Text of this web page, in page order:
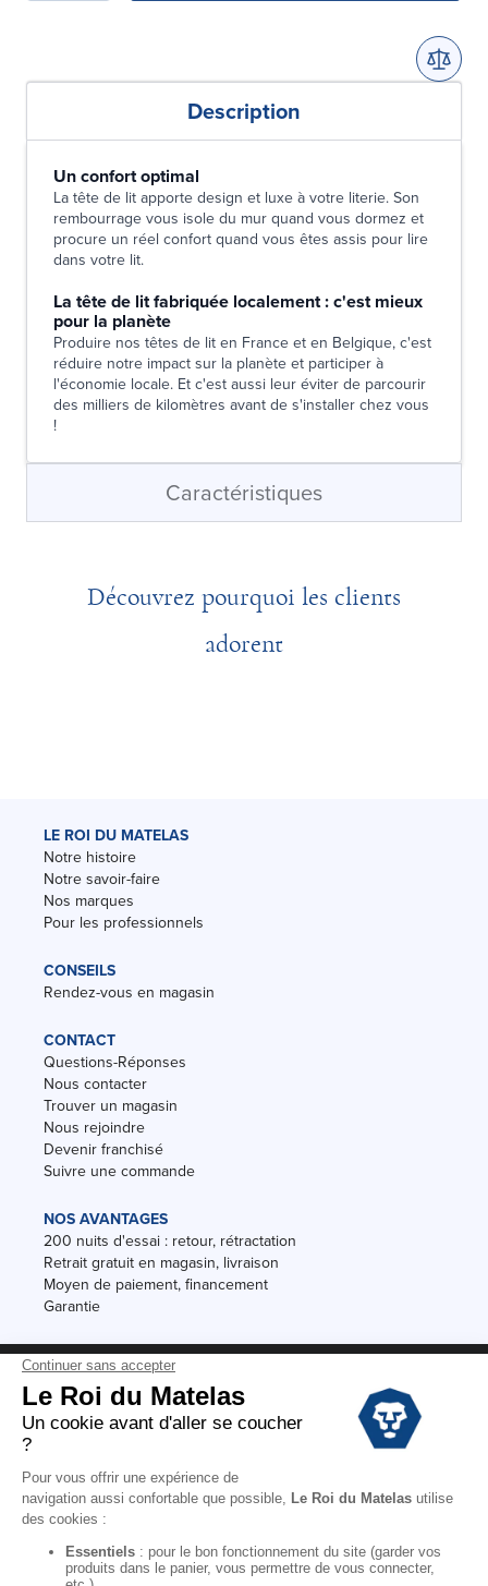
Description
Un confort optimal
La tête de lit apporte design et luxe à votre literie. Son
rembourrage vous isole du mur quand vous dormez et
procure un réel confort quand vous êtes assis pour lire
dans votre lit.
La tête de lit fabriquée localement : c'est mieux
pour la planète
Produire nos têtes de lit en France et en Belgique, c'est
réduire notre impact sur la planète et participer à
l'économie locale. Et c'est aussi leur éviter de parcourir
des milliers de kilomètres avant de s'installer chez vous
!
Caractéristiques
Découvrez pourquoi les clients
adorent
LE ROI DU MATELAS
Notre histoire
Notre savoir-faire
Nos marques
Pour les professionnels
CONSEILS
Rendez-vous en magasin
CONTACT
Questions-Réponses
Nous contacter
Trouver un magasin
Nous rejoindre
Devenir franchisé
Suivre une commande
NOS AVANTAGES
200 nuits d'essai : retour, rétractation
Retrait gratuit en magasin, livraison
Moyen de paiement, financement
Garantie
Conditions des offres
Black Friday
Destockage
Conditions Générales de vente magasin
Mentions Légales
Données personnelles